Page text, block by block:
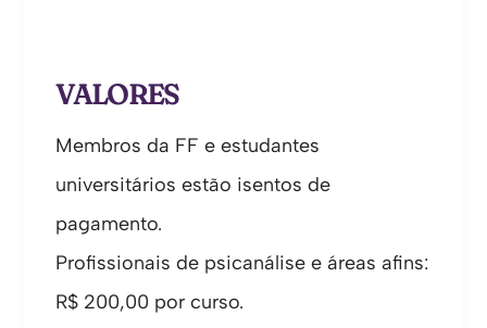
VALORES
Membros da FF e estudantes
universitários estão isentos de
pagamento.
Profissionais de psicanálise e áreas afins:
R$ 200,00 por curso.